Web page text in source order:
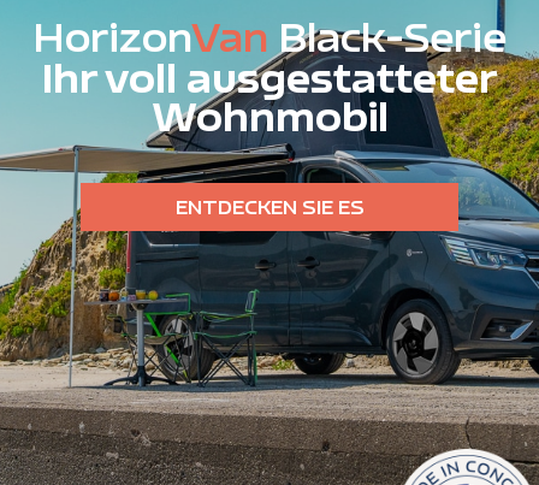
HorizonVan Black-Serie
Ihr voll ausgestatteter
Wohnmobil
ENTDECKEN SIE ES